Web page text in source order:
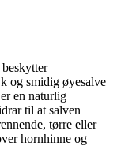
og smidig øyesalve
en naturlig
til at salven
tørre eller
hornhinne og